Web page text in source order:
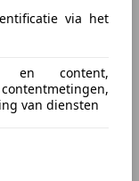
via het
en content,
van diensten